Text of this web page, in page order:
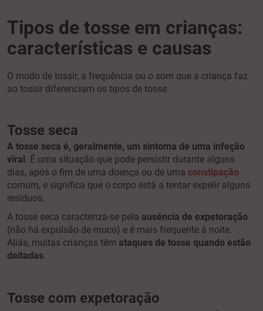
Tipos de tosse em crianças:
características e causas
O modo de tossir, a frequência ou o som que a criança faz
ao tossir diferenciam os tipos de tosse.
Tosse seca
A tosse seca é, geralmente, um sintoma de uma infeção
viral . É uma situação que pode persistir durante alguns
dias, após o fim de uma doença ou de uma constipação
comum, e significa que o corpo está a tentar expelir alguns
resíduos.
A tosse seca caracteriza-se pela ausência de expetoração
(não há expulsão de muco) e é mais frequente à noite.
Aliás, muitas crianças têm ataques de tosse quando estão
deitadas.
Tosse com expetoração